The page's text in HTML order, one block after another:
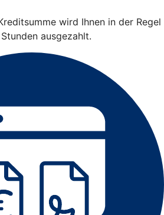
wird Ihnen in der Regel
ausgezahlt.